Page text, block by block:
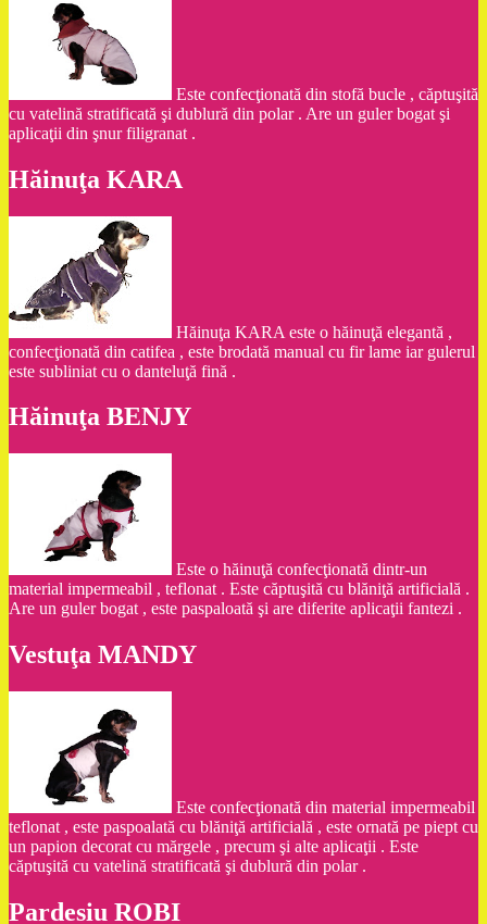
Este confecţionată din stofă bucle , căptuşită
cu vatelină stratificată şi dublură din polar . Are un guler bogat şi
aplicaţii din şnur filigranat .
Hăinuţa KARA
Hăinuţa KARA este o hăinuţă elegantă ,
confecţionată din catifea , este brodată manual cu fir lame iar gulerul
este subliniat cu o danteluţă fină .
Hăinuţa BENJY
Este o hăinuţă confecţionată dintr-un
material impermeabil , teflonat . Este căptuşită cu blăniţă artificială .
Are un guler bogat , este paspaloată şi are diferite aplicaţii fantezi .
Vestuţa MANDY
Este confecţionată din material impermeabil
teflonat , este paspoalată cu blăniţă artificială , este ornată pe piept cu
un papion decorat cu mărgele , precum şi alte aplicaţii . Este
căptuşită cu vatelină stratificată şi dublură din polar .
Pardesiu ROBI